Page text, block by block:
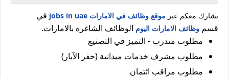
نشارك معكم عبر موقع وظائف في الامارات jobs in uae
في
قسم وظائف الامارات اليوم الوظائف الشاغرة بالامارات.
مطلوب متدرب - التميز في التصنيع
مطلوب مشرف خدمات ميدانية (حفر الآبار)
مطلوب مراقب ائتمان